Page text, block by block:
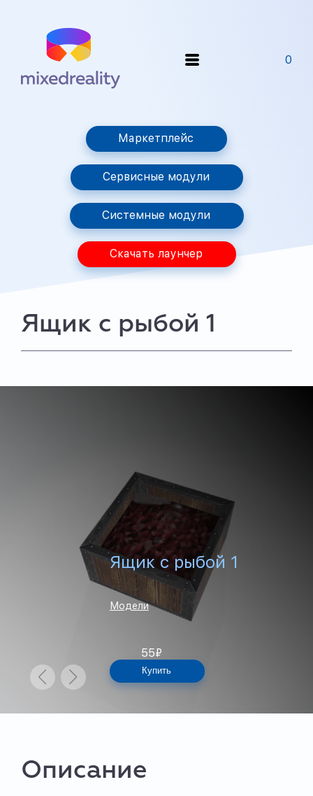
0
Маркетплейс
Сервисные модули
Системные модули
Скачать лаунчер
Ящик с рыбой 1
Ящик с рыбой 1
Модели
55₽
Купить
Описание